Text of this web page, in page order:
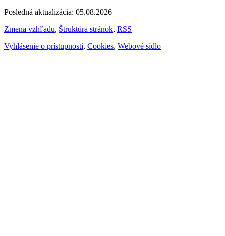
Posledná aktualizácia: 05.08.2026
Zmena vzhľadu, Štruktúra stránok, RSS
Vyhlásenie o prístupnosti, Cookies, Webové sídlo